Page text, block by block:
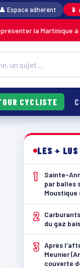
Espace adhérent 📱
à Miss World
CYCLISTE
LES + LUS
1
Sainte-
par balles
Moustique
2
du gaz
3 Après
Meunier
couverte